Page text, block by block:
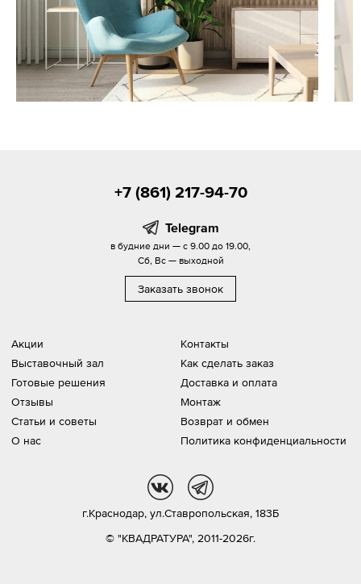
Акции
Выставочный зал
Готовые решения
Отзывы
Статьи и советы
О нас
Контакты
Как сделать заказ
Доставка и оплата
Монтаж
Возврат и обмен
Политика конфиденциальности
+7 (861) 217-94-70
Telegram
в будние дни — с 9.00 до 19.00,
Сб, Вс — выходной
Заказать звонок
© "КВАДРАТУРА", 2011-2026г.
г.Краснодар, ул.Ставропольская, 183Б
vk